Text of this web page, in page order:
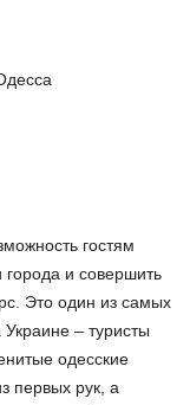
гостям
города и совершить
Это один из самых
– туристы
одесские
первых рук, а